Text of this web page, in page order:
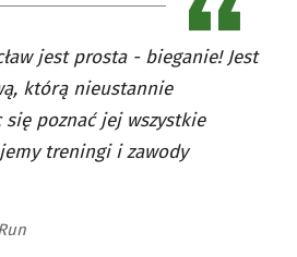
jest prosta - bieganie! Jest
którą nieustannie
poznać jej wszystkie
treningi i zawody